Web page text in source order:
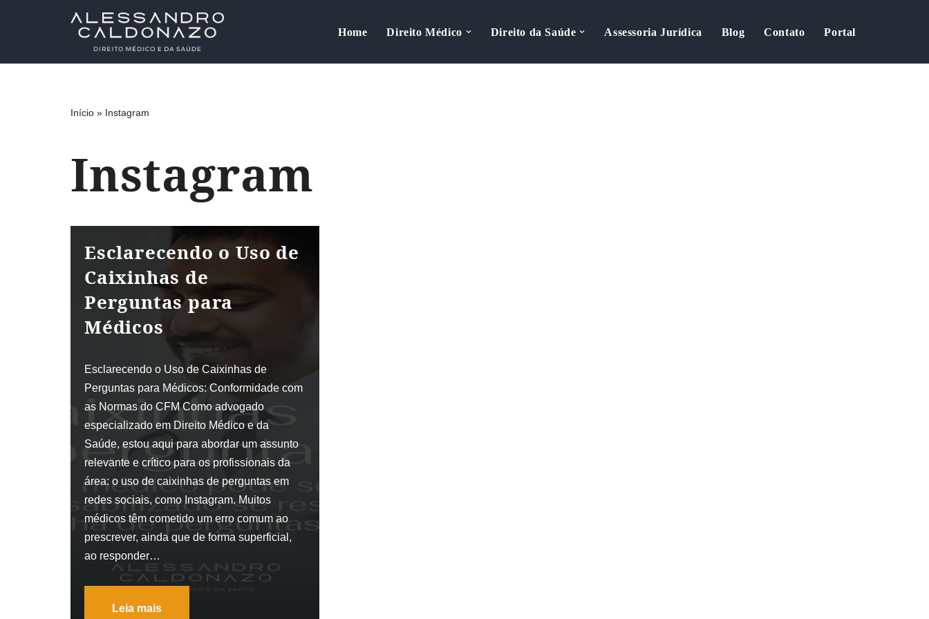
Home Direito Médico Direito da Saúde Assessoria Jurídica Blog Contato Portal
Início » Instagram
Instagram
Esclarecendo o Uso de
Caixinhas de
Perguntas para
Médicos
Esclarecendo o Uso de Caixinhas de
Perguntas para Médicos: Conformidade com
as Normas do CFM Como advogado
especializado em Direito Médico e da
Saúde, estou aqui para abordar um assunto
relevante e crítico para os profissionais da
área: o uso de caixinhas de perguntas em
redes sociais, como Instagram. Muitos
médicos têm cometido um erro comum ao
prescrever, ainda que de forma superficial,
ao responder…
Leia mais